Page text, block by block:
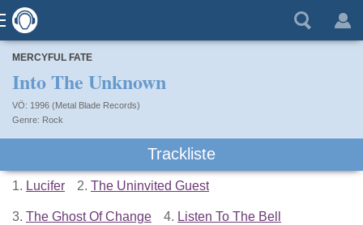
MERCYFUL FATE
Into The Unknown
VÖ: 1996 (Metal Blade Records)
Rock
Trackliste
1. Lucifer 2. The Uninvited Guest
3. The Ghost Of Change 4. Listen To The Bell